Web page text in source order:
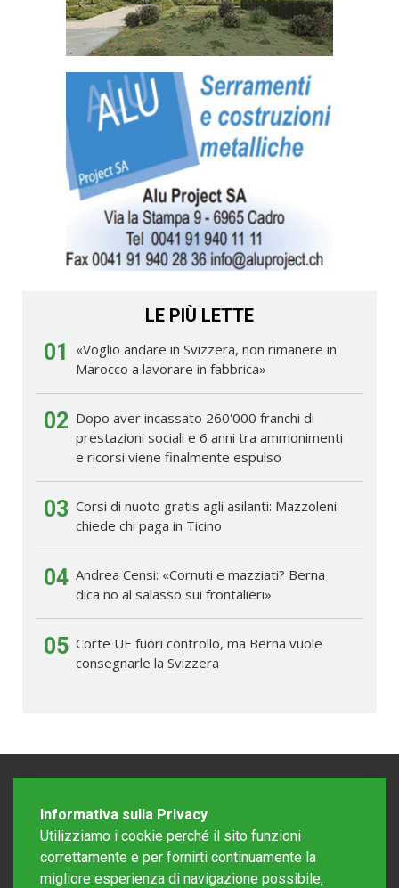
LE PIÙ LETTE
01
«Voglio andare in Svizzera, non rimanere in
Marocco a lavorare in fabbrica»
02 Dopo aver incassato 260'000 franchi di
prestazioni sociali e 6 anni tra ammonimenti
e ricorsi viene finalmente espulso
03 Corsi di nuoto gratis agli asilanti: Mazzoleni
chiede chi paga in Ticino
04 Andrea Censi: «Cornuti e mazziati? Berna
dica no al salasso sui frontalieri»
05 Corte UE fuori controllo, ma Berna vuole
consegnarle la Svizzera
Informativa sulla Privacy
Utilizziamo i cookie perché il sito funzioni
correttamente e per fornirti continuamente la
migliore esperienza di navigazione possibile,